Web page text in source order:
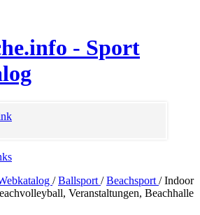
- Sport
/ Ballsport/ Beachsport/ Indoor
Veranstaltungen, Beachhalle